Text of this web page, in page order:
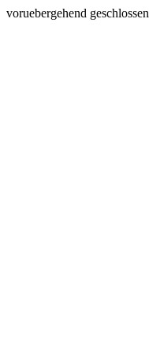
voruebergehend geschlossen